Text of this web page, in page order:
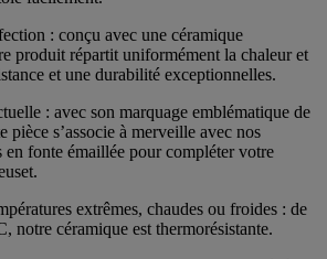
: conçu avec une céramique
produit répartit uniformément la chaleur et
et une durabilité exceptionnelles.
: avec son marquage emblématique de
pièce s’associe à merveille avec nos
en fonte émaillée pour compléter votre
extrêmes, chaudes ou froides : de
notre céramique est thermorésistante.